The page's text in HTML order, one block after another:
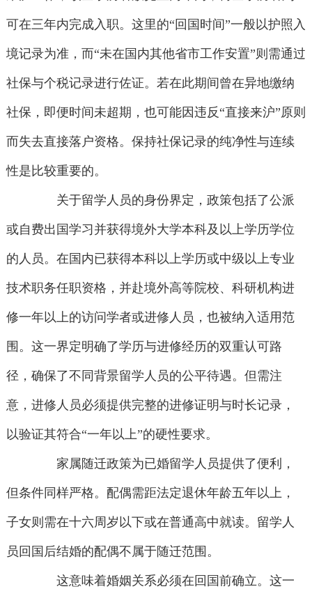
可在三年内完成入职。这里的“回国时间”一般以护照入
境记录为准，而“未在国内其他省市工作安置”则需通过
社保与个税记录进行佐证。若在此期间曾在异地缴纳
社保，即便时间未超期，也可能因违反“直接来沪”原则
而失去直接落户资格。保持社保记录的纯净性与连续
性是比较重要的。
关于留学人员的身份界定，政策包括了公派
或自费出国学习并获得境外大学本科及以上学历学位
的人员。在国内已获得本科以上学历或中级以上专业
技术职务任职资格，并赴境外高等院校、科研机构进
修一年以上的访问学者或进修人员，也被纳入适用范
围。这一界定明确了学历与进修经历的双重认可路
径，确保了不同背景留学人员的公平待遇。但需注
意，进修人员必须提供完整的进修证明与时长记录，
以验证其符合“一年以上”的硬性要求。
家属随迁政策为已婚留学人员提供了便利，
但条件同样严格。配偶需距法定退休年龄五年以上，
子女则需在十六周岁以下或在普通高中就读。留学人
员回国后结婚的配偶不属于随迁范围。
这意味着婚姻关系必须在回国前确立。这一